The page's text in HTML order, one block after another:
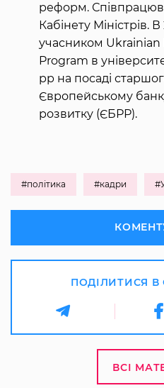
реформ.
Кабінету Міністрів.
учасником
Program в
рр на посаді
Європейському
розвитку (ЄБРР).
#політика #кадри
ПОДІЛИТИСЯ
ВСІ